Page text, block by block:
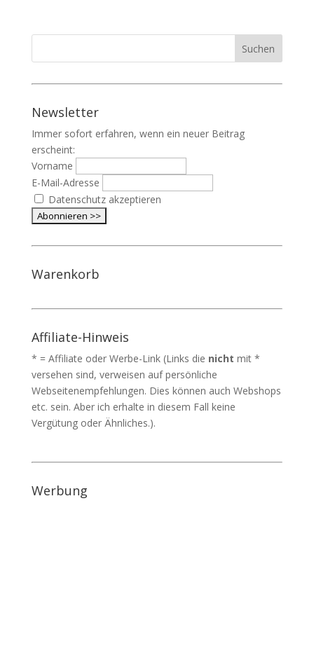
Newsletter
Immer sofort erfahren, wenn ein neuer Beitrag
erscheint:
Vorname
E-Mail-Adresse
Datenschutz akzeptieren
Warenkorb
Affiliate-Hinweis
* = Affiliate oder Werbe-Link (Links die nicht mit *
versehen sind, verweisen auf persönliche
Webseitenempfehlungen. Dies können auch Webshops
etc. sein. Aber ich erhalte in diesem Fall keine
Vergütung oder Ähnliches.).
Werbung